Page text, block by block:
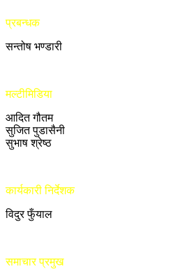
प्रबन्धक
सन्तोष भण्डारी
मल्टीमिडिया
आदित गौतम
सुजित पुडासैनी
सुभाष श्रेष्ठ
कार्यकारी निर्देशक
विदुर फुँयाल
समाचार प्रमुख